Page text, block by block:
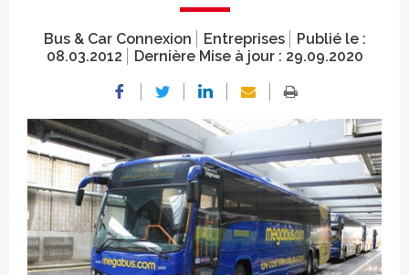
Bus & Car Connexion Entreprises
Publié le :
08.03.2012
Dernière Mise à jour : 29.09.2020